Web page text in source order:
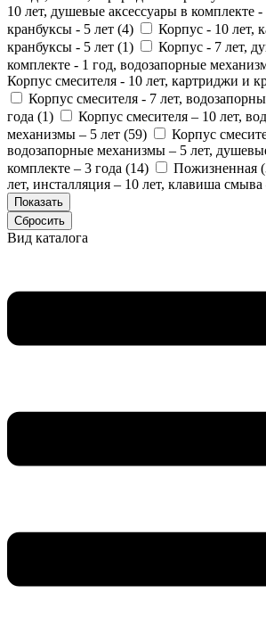
10 лет, душевые аксессуары в комплекте
кранбуксы - 5 лет (4)
Корпус - 10 лет,
кранбуксы - 5 лет (1)
Корпус - 7 лет,
комплекте - 1 год, водозапорные
Корпус смесителя - 10 лет, картриджи и
Корпус смесителя - 7 лет,
года (1)
Корпус смесителя – 10 лет,
механизмы – 5 лет (59)
Корпус
водозапорные механизмы – 5 лет,
комплекте – 3 года (14) Пожизненная (
лет, инсталляция – 10 лет, клавиша смыва
Вид каталога